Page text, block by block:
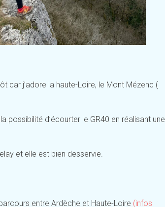
car j’adore la haute-Loire, le Mont Mézenc (
possibilité d’écourter le GR40 en réalisant une
et elle est bien desservie.
entre Ardèche et Haute-Loire (infos